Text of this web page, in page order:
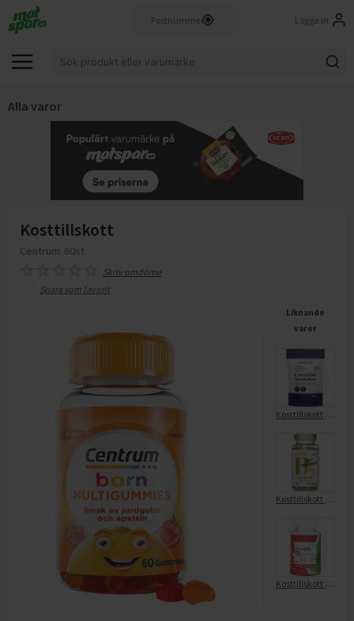
Logga in
Alla varor
Kosttillskott
Centrum 60st
Skriv omdöme
Spara som favorit
Liknande
varor
Kosttillskott Kreatin
Kosttillskott D3-vitamin
Kosttillskott vitaminer & minerale